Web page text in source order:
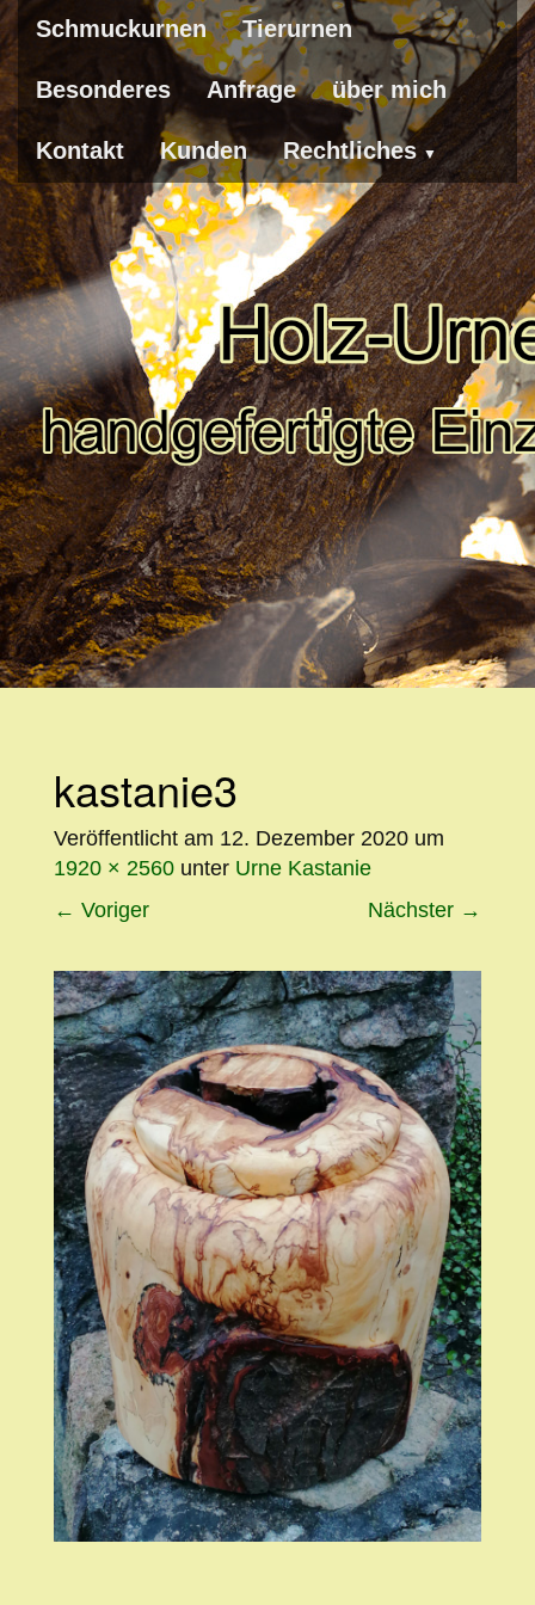
Schmuckurnen Tierurnen
Besonderes Anfrage über mich
Kontakt Kunden Rechtliches
WEITER
ZUM
kastanie3
Veröffentlicht am 12. Dezember 2020 um
1920 × 2560 unter Urne Kastanie
← Voriger Nächster →